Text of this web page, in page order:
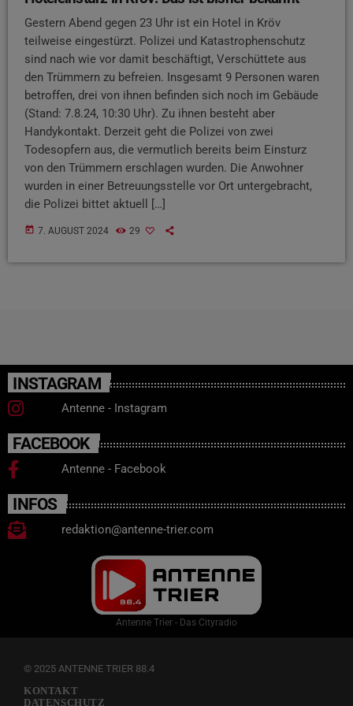
Gestern Abend gegen 23 Uhr ist ein Hotel in Kröv
teilweise eingestürzt. Polizei und Katastrophenschutz
sind nach wie vor damit beschäftigt, Verschüttete aus
den Trümmern zu befreien. Insgesamt 9 Personen waren
betroffen, drei von ihnen befinden sich noch im Gebäude
(Stand: 7.8.24, 10:30 Uhr). Zu ihnen besteht aber
Handykontakt. Derzeit geht die Polizei von zwei
Todesopfern aus, die vermutlich bereits beim Einsturz
von den Trümmern erschlagen wurden. Die Anwohner
wurden in einer Betreuungsstelle vor Ort untergebracht,
die Polizei bittet aktuell […]
today 7. AUGUST 2024 29
INSTAGRAM
Antenne - Instagram
FACEBOOK
Antenne - Facebook
INFOS
redaktion@antenne-trier.com
Antenne Trier - Das Cityradio
© 2025 ANTENNE TRIER 88.4
KONTAKT
DATENSCHUTZ